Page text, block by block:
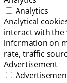
Analytics
Analytical
interact with the
information on
rate, traffic
Advertisement